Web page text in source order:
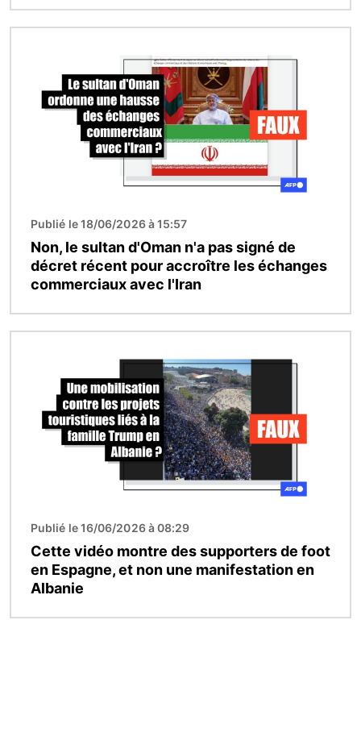
Publié le 18/06/2026 à 15:57
Non, le sultan d'Oman n'a pas signé de
décret récent pour accroître les échanges
commerciaux avec l'Iran
Publié le 16/06/2026 à 08:29
Cette vidéo montre des supporters de foot
en Espagne, et non une manifestation en
Albanie